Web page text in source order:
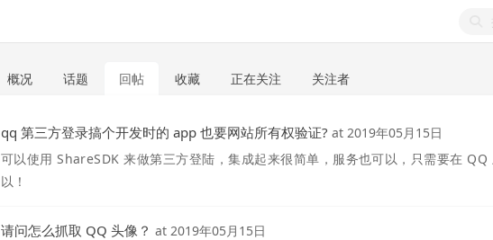
概况 话题 回帖 收藏 正在关注 关注者
qq 第三方登录搞个开发时的 app 也要网站所有权验证? at 2019年05月15日
可以使用 ShareSDK 来做第三方登陆，集成起来很简单，服务也可以，只需要在
以！
请问怎么抓取 QQ 头像？ at 2019年05月15日